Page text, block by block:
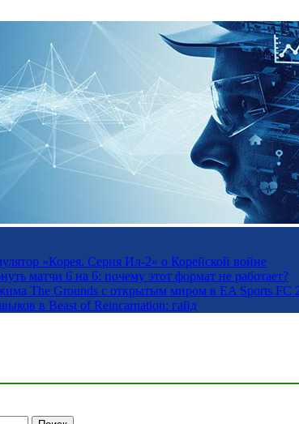
«Корея. Серия Ил-2» о Корейской войне
матчи 6 на 6: почему этот формат не работает?
The Grounds с открытым миром в EA Sports FC
в Beast of Reincarnation: гайд